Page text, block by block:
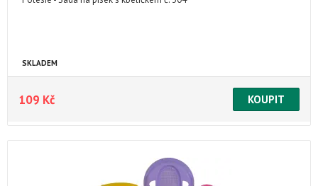
SKLADEM
109 Kč